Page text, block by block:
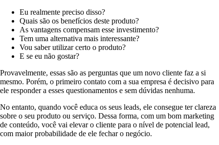
Eu realmente preciso disso?
Quais são os benefícios deste produto?
As vantagens compensam esse investimento?
Tem uma alternativa mais interessante?
Vou saber utilizar certo o produto?
E se eu não gostar?
Provavelmente, essas são as perguntas que um novo cliente faz a si
mesmo. Porém, o primeiro contato com a sua empresa é decisivo para
ele responder a esses questionamentos e sem dúvidas nenhuma.
No entanto, quando você educa os seus leads, ele consegue ter clareza
sobre o seu produto ou serviço. Dessa forma, com um bom marketing
de conteúdo, você vai elevar o cliente para o nível de potencial lead,
com maior probabilidade de ele fechar o negócio.